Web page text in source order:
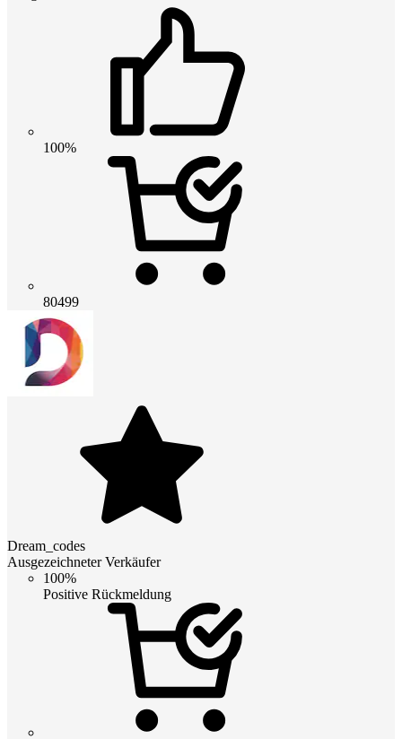
100%
80499
Dream_codes
Ausgezeichneter Verkäufer
100%
Positive Rückmeldung